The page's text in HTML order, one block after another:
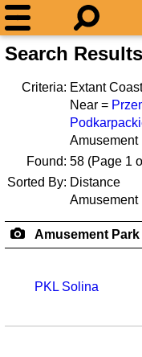
Search Results
Criteria: Extant
Near =
Amusement
Found: 58 (Page 1
Sorted By: Distance
Amusement
Amusement Park
PKL Solina